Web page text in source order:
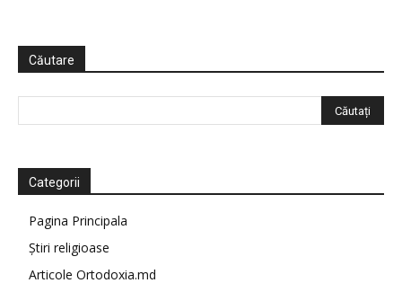
Căutare
Categorii
Pagina Principala
Știri religioase
Articole Ortodoxia.md